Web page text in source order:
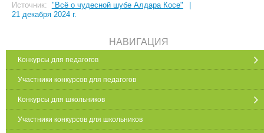
Источник: "Всё о чудесной шубе Алдара Косе"
21 декабря 2024 г.
НАВИГАЦИЯ
Конкурсы для педагогов
Участники конкурсов для педагогов
Конкурсы для школьников
Участники конкурсов для школьников